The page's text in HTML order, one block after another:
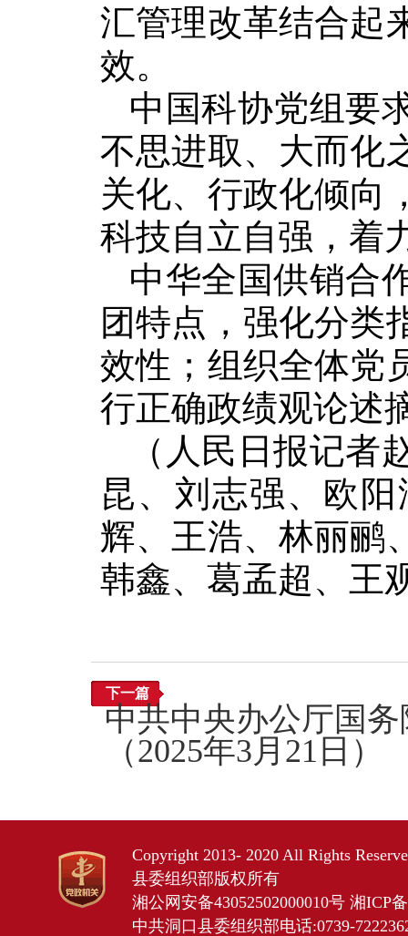
汇管理改革结合起
效。
中国科协党组要
不思进取、大而化
关化、行政化倾向
科技自立自强，着
中华全国供销合
团特点，强化分类
效性；组织全体党
行正确政绩观论述
（人民日报记
昆、刘志强、欧
辉、王浩、林丽鹂
韩鑫、葛孟超、王
下一篇
中共中央办公厅国
（2025年3月21日）
Copyright 2013- 2020 All Rights
县委组织部版权所有
湘公网安备43052502000010号 湘ICP
中共洞口县委组织部电话:0739-